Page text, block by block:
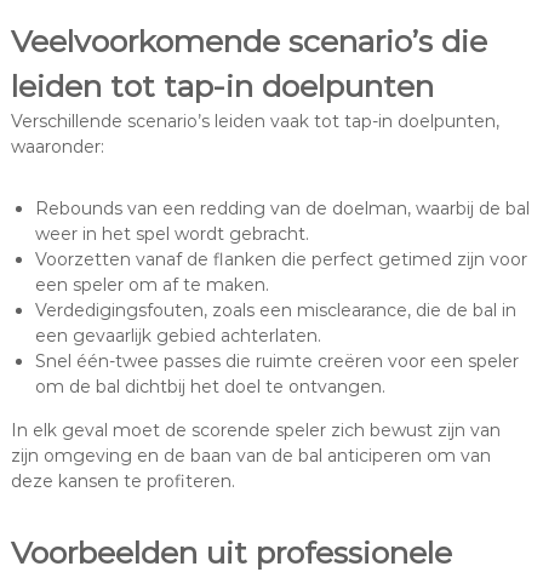
Veelvoorkomende scenario’s die
leiden tot tap-in doelpunten
Verschillende scenario’s leiden vaak tot tap-in doelpunten,
waaronder:
Rebounds van een redding van de doelman, waarbij de bal
weer in het spel wordt gebracht.
Voorzetten vanaf de flanken die perfect getimed zijn voor
een speler om af te maken.
Verdedigingsfouten, zoals een misclearance, die de bal in
een gevaarlijk gebied achterlaten.
Snel één-twee passes die ruimte creëren voor een speler
om de bal dichtbij het doel te ontvangen.
In elk geval moet de scorende speler zich bewust zijn van
zijn omgeving en de baan van de bal anticiperen om van
deze kansen te profiteren.
Voorbeelden uit professionele